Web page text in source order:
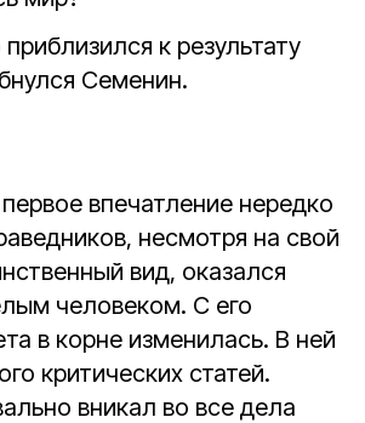
к результату
Семенин.
впечатление нередко
несмотря на свой
вид, оказался
человеком. С его
в корне изменилась. В ней
критических статей.
вникал во все дела